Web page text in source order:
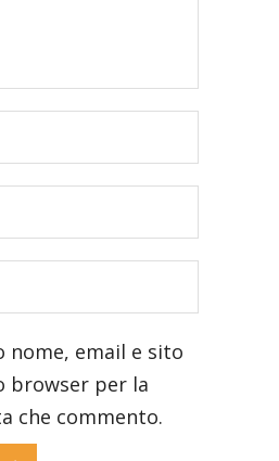
nome, email e sito
browser per la
che commento.